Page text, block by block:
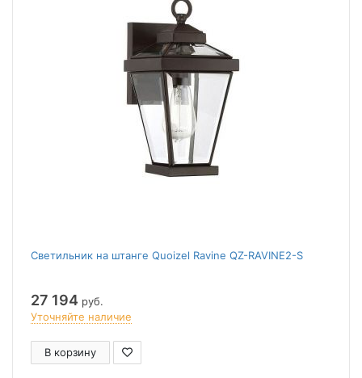
Светильник на штанге Quoizel Ravine QZ-RAVINE2-S
27 194 руб.
Уточняйте наличие
В корзину